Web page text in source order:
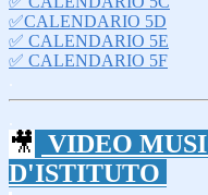
✅CALENDARIO 5D
✅ CALENDARIO 5E
✅ CALENDARIO 5F
🎥 VIDEO
D'ISTITUTO